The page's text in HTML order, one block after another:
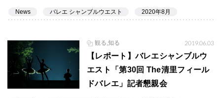
News バレエ シャンブルウエスト 2020年8月
観る,知る 2019.06.03
【レポート】バレエシャンブルウ
エスト「第30回 The清里フィール
ドバレエ」記者懇親会